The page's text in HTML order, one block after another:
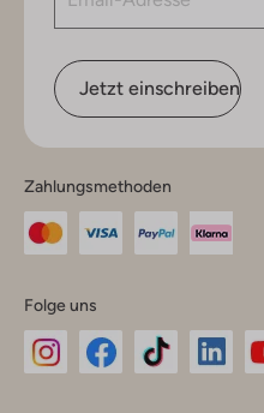
Jetzt einschreiben
Zahlungsmethoden
Folge uns